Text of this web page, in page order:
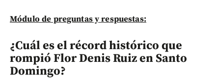
Módulo de preguntas y respuestas:
¿Cuál es el récord histórico que
rompió Flor Denis Ruiz en Santo
Domingo?